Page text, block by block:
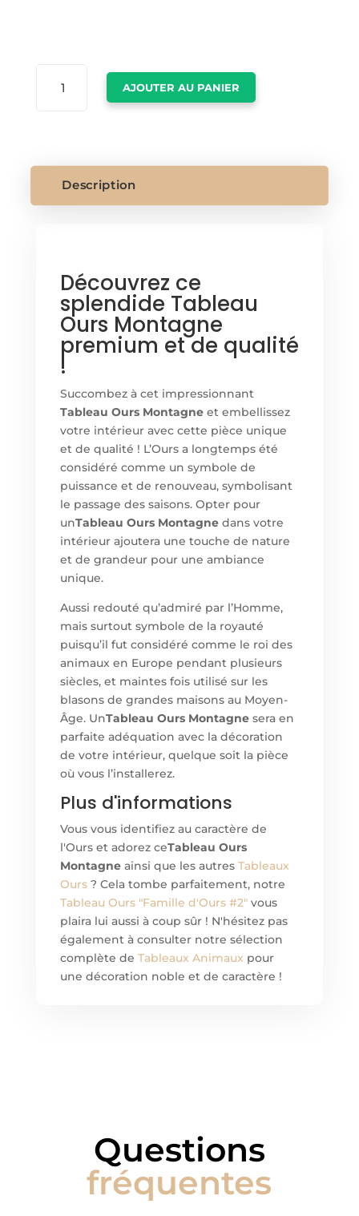
AJOUTER AU PANIER
Description
Découvrez ce
splendide Tableau
Ours Montagne
premium et de qualité
!
Succombez à cet impressionnant
Tableau Ours Montagneet embellissez
votre intérieur avec cette pièce unique
et de qualité ! L’Ours a longtemps été
considéré comme un symbole de
puissance et de renouveau, symbolisant
le passage des saisons. Opter pour
unTableau Ours Montagnedans votre
intérieur ajoutera une touche de nature
et de grandeur pour une ambiance
unique.
Aussi redouté qu’admiré par l’Homme,
mais surtout symbole de la royauté
puisqu’il fut considéré comme le roi des
animaux en Europe pendant plusieurs
siècles, et maintes fois utilisé sur les
blasons de grandes maisons au Moyen-
Âge. UnTableau Ours Montagnesera en
parfaite adéquation avec la décoration
de votre intérieur, quelque soit la pièce
où vous l’installerez.
Plus d'informations
Vous vous identifiez au caractère de
l'Ours et adorez ceTableau Ours
Montagneainsi que les autres Tableaux
Ours? Cela tombe parfaitement, notre
Tableau Ours "Famille d'Ours #2"vous
plaira lui aussi à coup sûr ! N'hésitez pas
également à consulter notre sélection
complète de Tableaux Animaux pour
une décoration noble et de caractère !
Questions
fréquentes